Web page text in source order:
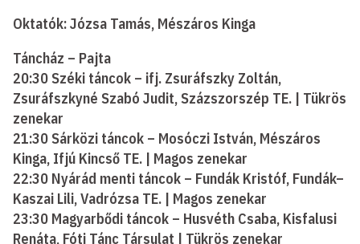
Oktatók: Józsa Tamás, Mészáros Kinga
Táncház – Pajta
20:30 Széki táncok – ifj. Zsuráfszky Zoltán,
Zsuráfszkyné Szabó Judit, Százszorszép TE. | Tükrös
zenekar
21:30 Sárközi táncok – Mosóczi István, Mészáros
Kinga, Ifjú Kincső TE. | Magos zenekar
22:30 Nyárád menti táncok – Fundák Kristóf, Fundák–
Kaszai Lili, Vadrózsa TE. | Magos zenekar
23:30 Magyarbődi táncok – Husvéth Csaba, Kisfalusi
Renáta, Fóti Tánc Társulat | Tükrös zenekar